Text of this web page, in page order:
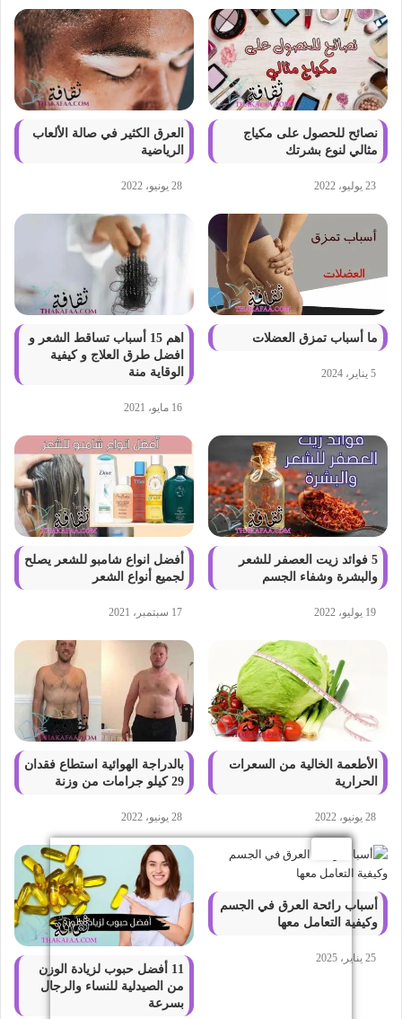
نصائح للحصول على مكياج
مثالي لنوع بشرتك
23 يوليو، 2022
العرق الكثير في صالة الألعاب
الرياضية
28 يونيو، 2022
ما أسباب تمزق العضلات
5 يناير، 2024
اهم 15 أسباب تساقط الشعر و
افضل طرق العلاج و كيفية
الوقاية منة
16 مايو، 2021
5 فوائد زيت العصفر للشعر
والبشرة وشفاء الجسم
19 يوليو، 2022
أفضل انواع شامبو للشعر يصلح
لجميع أنواع الشعر
17 سبتمبر، 2021
الأطعمة الخالية من السعرات
الحرارية
28 يونيو، 2022
بالدراجة الهوائية استطاع فقدان
29 كيلو جرامات من وزنة
28 يونيو، 2022
أسباب رائحة العرق في الجسم
وكيفية التعامل معها
25 يناير، 2025
11 أفضل حبوب لزيادة الوزن
من الصيدلية للنساء والرجال
بسرعة